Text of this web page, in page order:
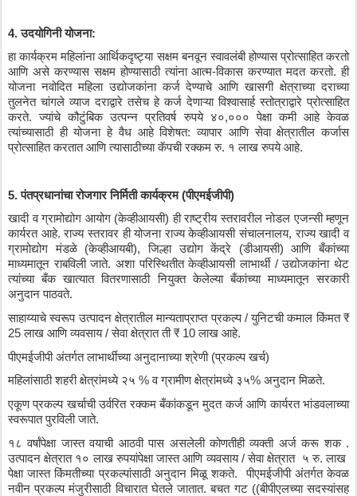
4. उदयोगिनी योजना:
हा कार्यक्रम महिलांना आर्थिकदृष्ट्या सक्षम बनवून स्वावलंबी होण्यास प्रोत्साहित करतो
आणि असे करण्यास सक्षम होण्यासाठी त्यांना आत्म-विकास करण्यात मदत करतो. ही
योजना नवोदित महिला उद्योजकांना कर्ज देण्याचे आणि खासगी क्षेत्राच्या दराच्या
तुलनेत चांगले व्याज दराद्वारे तसेच हे कर्ज देणाऱ्या विश्वासार्ह स्तोत्राद्वारे प्रोत्साहित
करते. ज्यांचे कौटुंबिक उत्पन्न प्रतिवर्ष रुपये ४०,००० पेक्षा कमी आहे केवळ
त्यांच्यासाठी ही योजना हे वैध आहे विशेषत: व्यापार आणि सेवा क्षेत्रातील कर्जास
प्रोत्साहित करतात आणि त्यासाठीच्या कॅपची रक्कम रु. १ लाख रुपये आहे.
5. पंतप्रधानांचा रोजगार निर्मिती कार्यक्रम (पीएमईजीपी)
खादी व ग्रामोद्योग आयोग (केव्हीआयसी) ही राष्ट्रीय स्तरावरील नोडल एजन्सी म्हणून
कार्यरत आहे. राज्य स्तरावर ही योजना राज्य केव्हीआयसी संचालनालय, राज्य खादी व
ग्रामोद्योग
मंडळे (केव्हीआयबी), जिल्हा उद्योग केंद्रे (डीआयसी) आणि
बँकांच्या
माध्यमातून राबविली जाते. अशा परिस्थितीत केव्हीआयसी लाभार्थी / उद्योजकांना थेट
त्यांच्या बँक खात्यात वितरणासाठी नियुक्त केलेल्या बँकांच्या माध्यमातून सरकारी
अनुदान पाठवते.
साहाय्याचे स्वरूप उत्पादन क्षेत्रातील मान्यताप्राप्त प्रकल्प / युनिटची कमाल किंमत ₹
25 लाख आणि व्यवसाय / सेवा क्षेत्रात ती ₹ 10 लाख आहे.
पीएमईजीपी अंतर्गत लाभार्थीच्या अनुदानाच्या श्रेणी (प्रकल्प खर्च)
महिलांसाठी शहरी क्षेत्रांमध्ये २५ % व ग्रामीण क्षेत्रांमध्ये ३५% अनुदान मिळते.
एकूण प्रकल्प खर्चाची उर्वरित रक्कम बँकांकडून मुदत कर्ज आणि कार्यरत भांडवलाच्या
स्वरूपात पुरविली जाते.
१८ वर्षांपेक्षा जास्त वयाची आठवी पास असलेली कोणतीही व्यक्ती अर्ज करू शक
उत्पादन क्षेत्रात १० लाख रुपयांपेक्षा जास्त आणि व्यवसाय / सेवा क्षेत्रात ५ रु. लाख
पेक्षा जास्त किंमतीच्या प्रकल्पांसाठी अनुदान मिळू शकते. पीएमईजीपी अंतर्गत केवळ
नवीन प्रकल्प मंजुरीसाठी विचारात घेतले जातात. बचत गट ((बीपीएलच्या सदस्यांसह